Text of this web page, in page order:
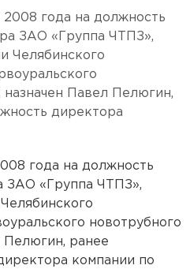
2008 года на должность
ЗАО «Группа ЧТПЗ»,
Челябинского
назначен Павел Пелюгин,
директора
года на должность
ЗАО «Группа ЧТПЗ»,
новотрубного
Пелюгин, ранее
компании по